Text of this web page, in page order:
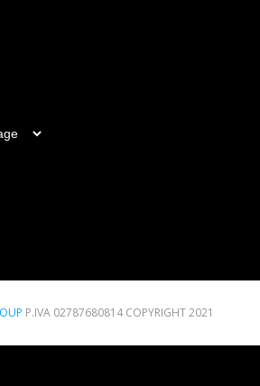
P.IVA 02787680814 COPYRIGHT 2021